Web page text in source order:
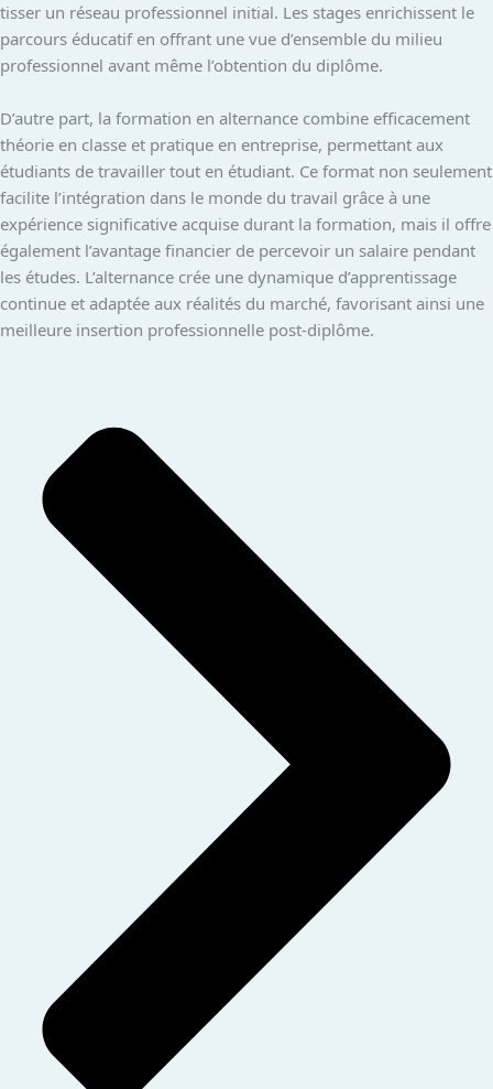
tisser un réseau professionnel initial. Les stages enrichissent le
parcours éducatif en offrant une vue d’ensemble du milieu
professionnel avant même l’obtention du diplôme.
D’autre part, la formation en alternance combine efficacement
théorie en classe et pratique en entreprise, permettant aux
étudiants de travailler tout en étudiant. Ce format non seulement
facilite l’intégration dans le monde du travail grâce à une
expérience significative acquise durant la formation, mais il offre
également l’avantage financier de percevoir un salaire pendant
les études. L’alternance crée une dynamique d’apprentissage
continue et adaptée aux réalités du marché, favorisant ainsi une
meilleure insertion professionnelle post-diplôme.